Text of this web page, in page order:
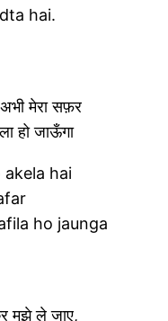
hai.
मेरा सफ़र
हो जाऊँगा
hai
ho jaunga
मुझे ले जाए,